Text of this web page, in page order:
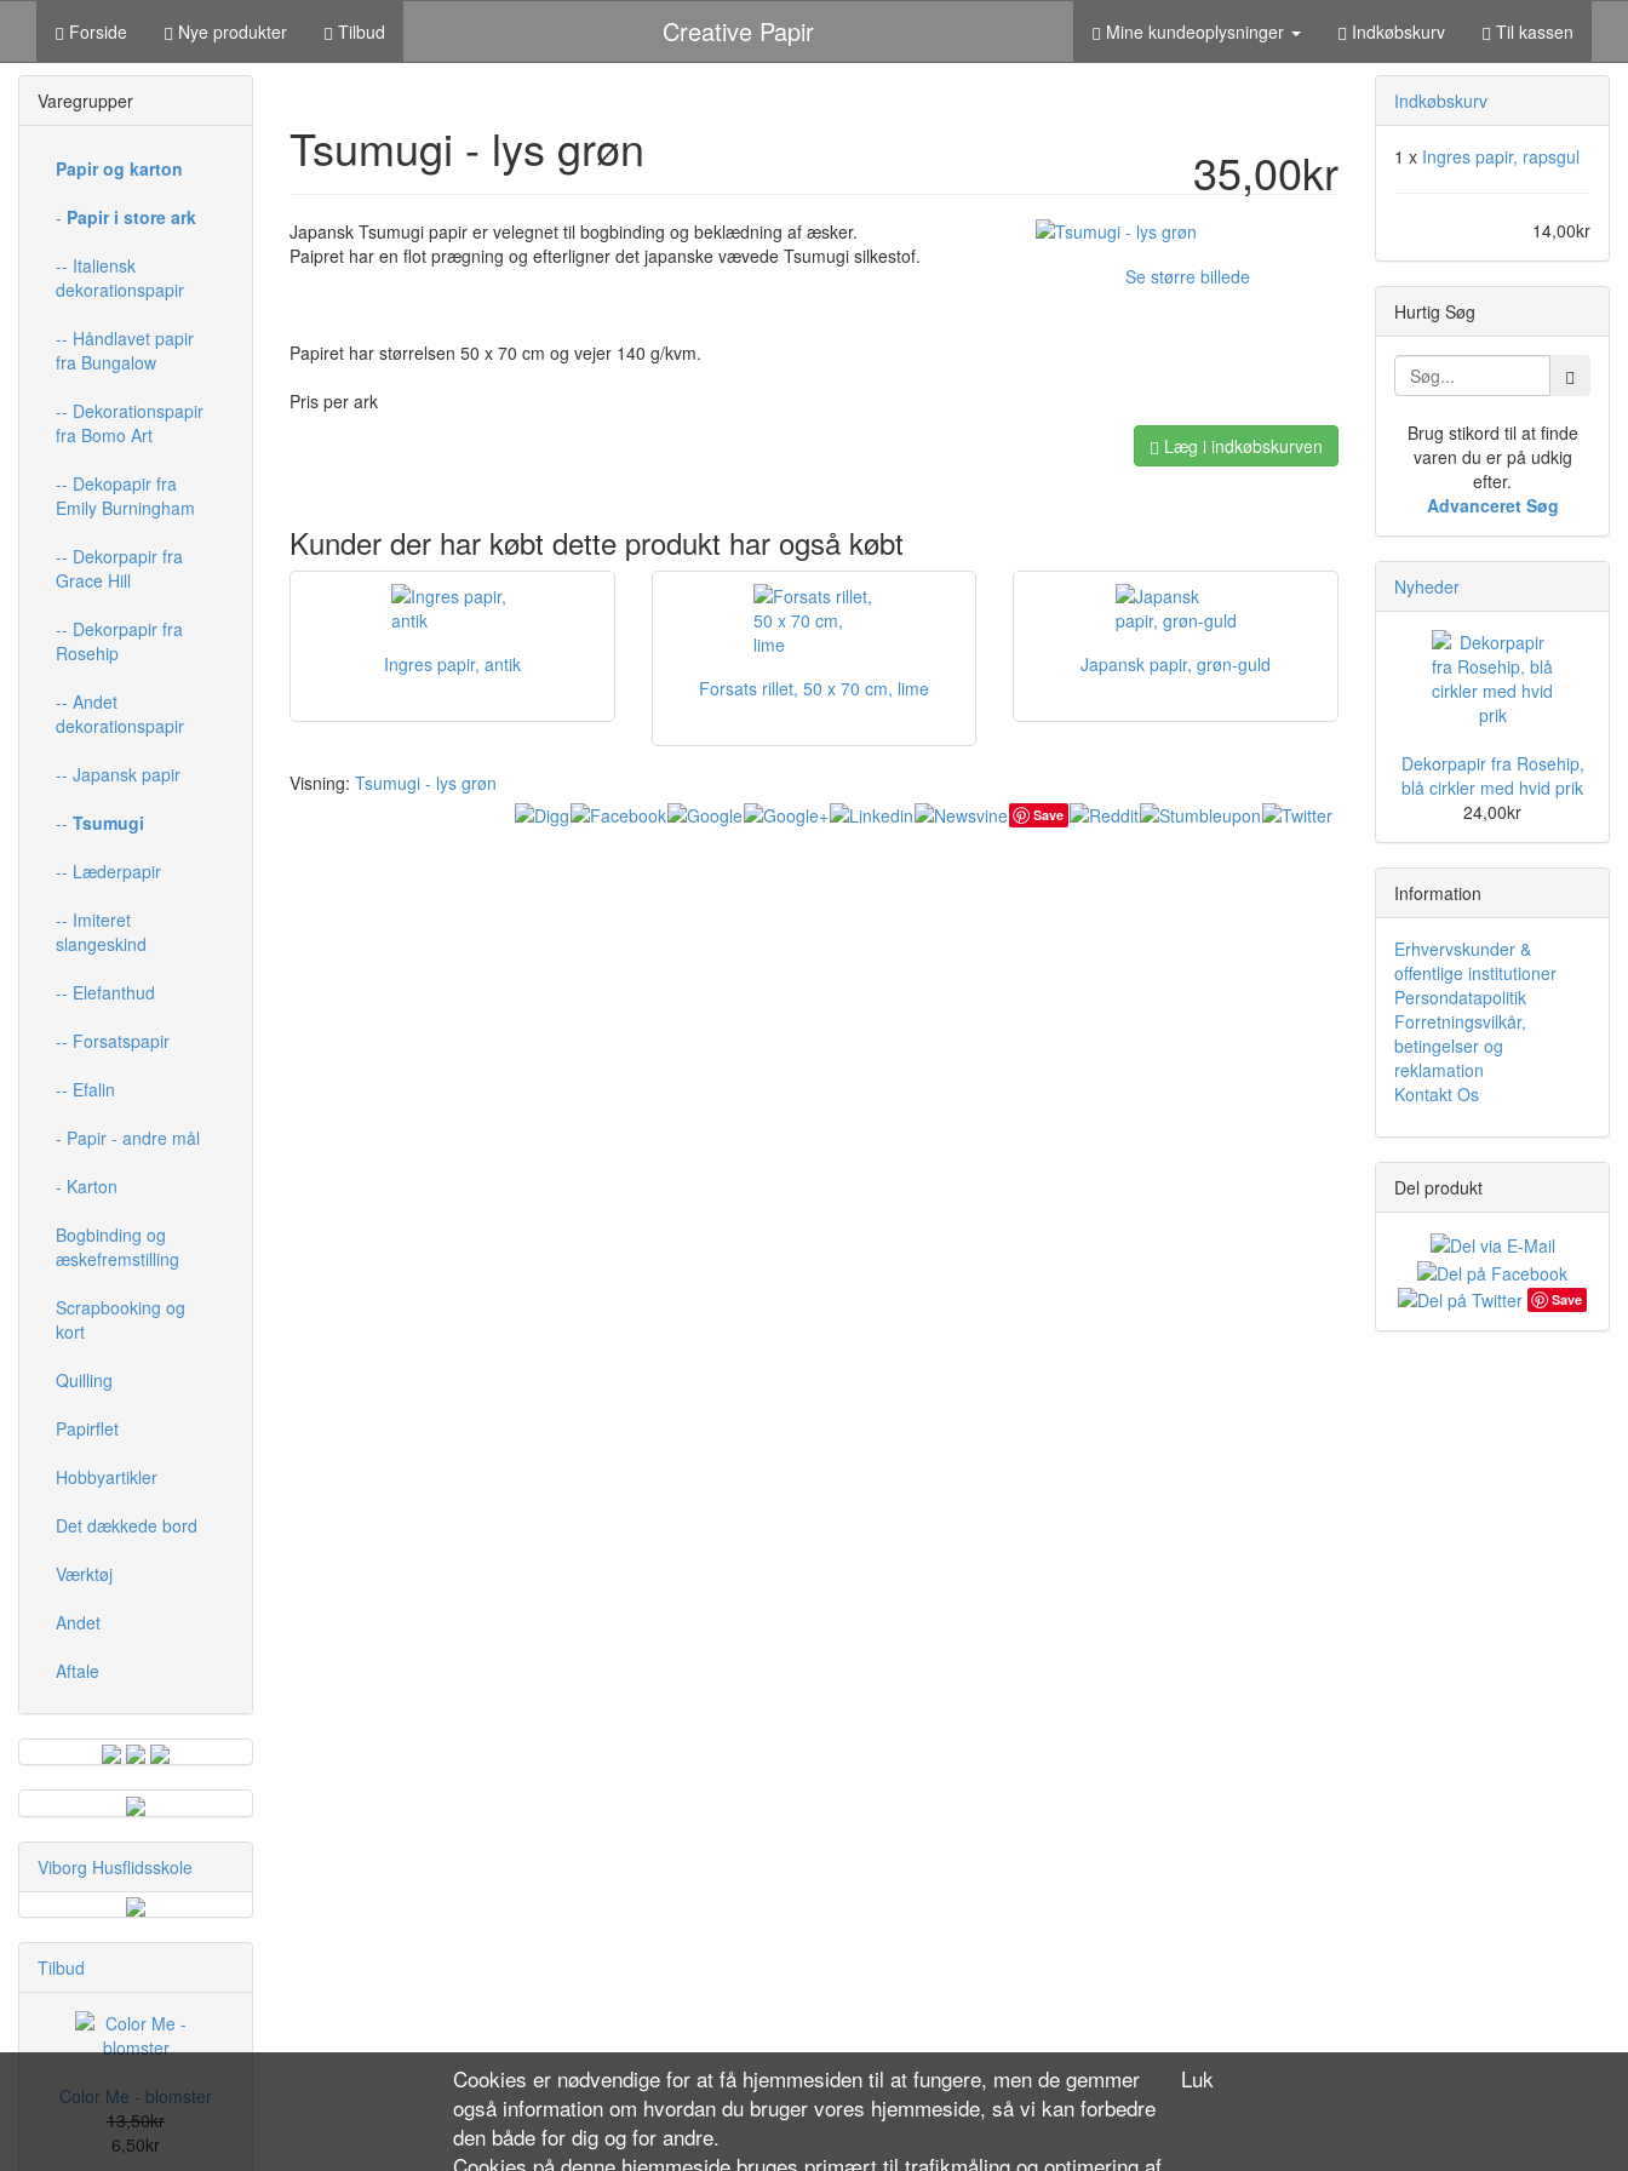
Forside Nye produkter Tilbud Mine kundeoplysninger Indkøbskurv Til kassen
Creative Papir
35,00kr
Tsumugi - lys grøn
Se større billede
Japansk Tsumugi papir er velegnet til bogbinding og beklædning af æsker.
Paipret har en flot prægning og efterligner det japanske vævede Tsumugi silkestof.
Papiret har størrelsen 50 x 70 cm og vejer 140 g/kvm.
Pris per ark
Læg i indkøbskurven
Kunder der har købt dette produkt har også købt
Ingres papir, antik
Forsats rillet, 50 x 70 cm, lime
Japansk papir, grøn-guld
Visning: Tsumugi - lys grøn
Save
Varegrupper
Papir og karton
- Papir i store ark
-- Italiensk
dekorationspapir
-- Håndlavet papir
fra Bungalow
-- Dekorationspapir
fra Bomo Art
-- Dekopapir fra
Emily Burningham
-- Dekorpapir fra
Grace Hill
-- Dekorpapir fra
Rosehip
-- Andet
dekorationspapir
-- Japansk papir
-- Tsumugi
-- Læderpapir
-- Imiteret
slangeskind
-- Elefanthud
-- Forsatspapir
-- Efalin
- Papir - andre mål
- Karton
Bogbinding og
æskefremstilling
Scrapbooking og
kort
Quilling
Papirflet
Hobbyartikler
Det dækkede bord
Værktøj
Andet
Aftale
Viborg Husflidsskole
Tilbud
Color Me - blomster
13,50kr
6,50kr
Indkøbskurv
1 x Ingres papir, rapsgul
14,00kr
Hurtig Søg
Brug stikord til at finde
varen du er på udkig
efter.
Advanceret Søg
Nyheder
Dekorpapir fra Rosehip,
blå cirkler med hvid prik
24,00kr
Information
Erhvervskunder &
offentlige institutioner
Persondatapolitik
Forretningsvilkår,
betingelser og
reklamation
Kontakt Os
Del produkt
Save
Cookies er nødvendige for at få hjemmesiden til at fungere, men de gemmer
også information om hvordan du bruger vores hjemmeside, så vi kan forbedre
den både for dig og for andre.
Luk